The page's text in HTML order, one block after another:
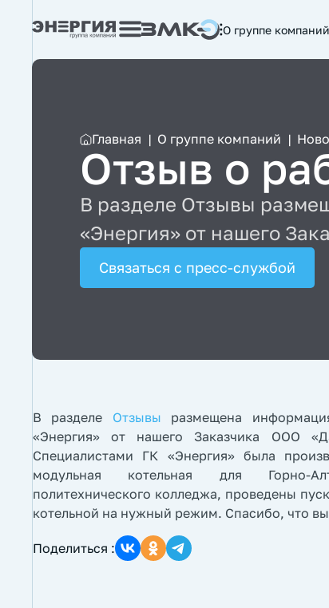
О группе компаний
Главная | О группе компаний |
Отзыв о
В разделе Отзывы
«Энергия» от нашего
Связаться с пресс-службой
В разделе Отзывы размещена
«Энергия» от нашего Заказчика ООО
Специалистами ГК «Энергия» была
модульная котельная для Горно-
политехнического колледжа, проведены
котельной на нужный режим. Спасибо, что
Поделиться :